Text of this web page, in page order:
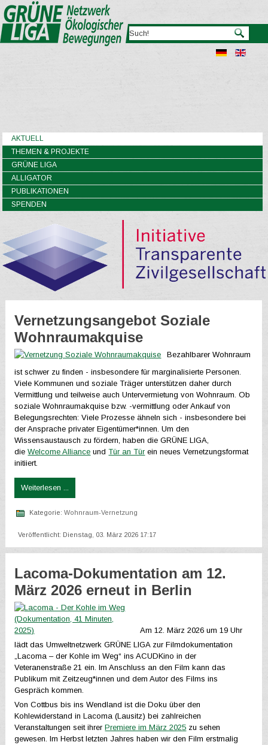
AKTUELL
THEMEN & PROJEKTE
GRÜNE LIGA
ALLIGATOR
PUBLIKATIONEN
SPENDEN
Vernetzungsangebot Soziale
Wohnraumakquise
Bezahlbarer Wohnraum
ist schwer zu finden - insbesondere für marginalisierte Personen.
Viele Kommunen und soziale Träger unterstützen daher durch
Vermittlung und teilweise auch Untervermietung von Wohnraum. Ob
soziale Wohnraumakquise bzw. -vermittlung oder Ankauf von
Belegungsrechten: Viele Prozesse ähneln sich - insbesondere bei
der Ansprache privater Eigentümer*innen. Um den
Wissensaustausch zu fördern, haben die GRÜNE LIGA,
dieWelcome Alliance undTür an Tür ein neues Vernetzungsformat
initiiert.
Weiterlesen ...
Kategorie:Wohnraum-Vernetzung
Veröffentlicht: Dienstag, 03. März 2026 17:17
Lacoma-Dokumentation am 12.
März 2026 erneut in Berlin
Am 12. März 2026 um 19 Uhr
lädt das Umweltnetzwerk GRÜNE LIGA zur Filmdokumentation
„Lacoma – der Kohle im Weg“ ins ACUDKino in der
Veteranenstraße 21 ein. Im Anschluss an den Film kann das
Publikum mit Zeitzeug*innen und dem Autor des Films ins
Gespräch kommen.
Von Cottbus bis ins Wendland ist die Doku über den
Kohlewiderstand in Lacoma (Lausitz) bei zahlreichen
Veranstaltungen seit ihrerPremiere im März 2025 zu sehen
gewesen. Im Herbst letzten Jahres haben wir den Film erstmalig